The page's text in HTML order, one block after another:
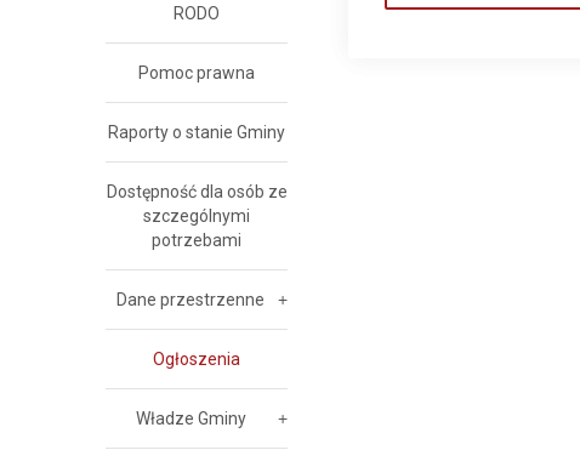
RODO
Pomoc prawna
Raporty o stanie Gminy
Dostępność dla osób ze
szczególnymi
potrzebami
Dane przestrzenne
Ogłoszenia
Władze Gminy